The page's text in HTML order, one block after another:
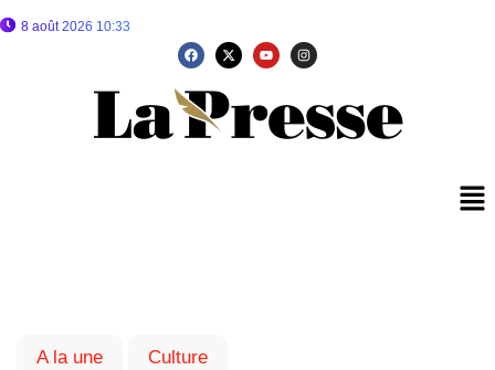
8 août 2026 10:33
A la une Culture